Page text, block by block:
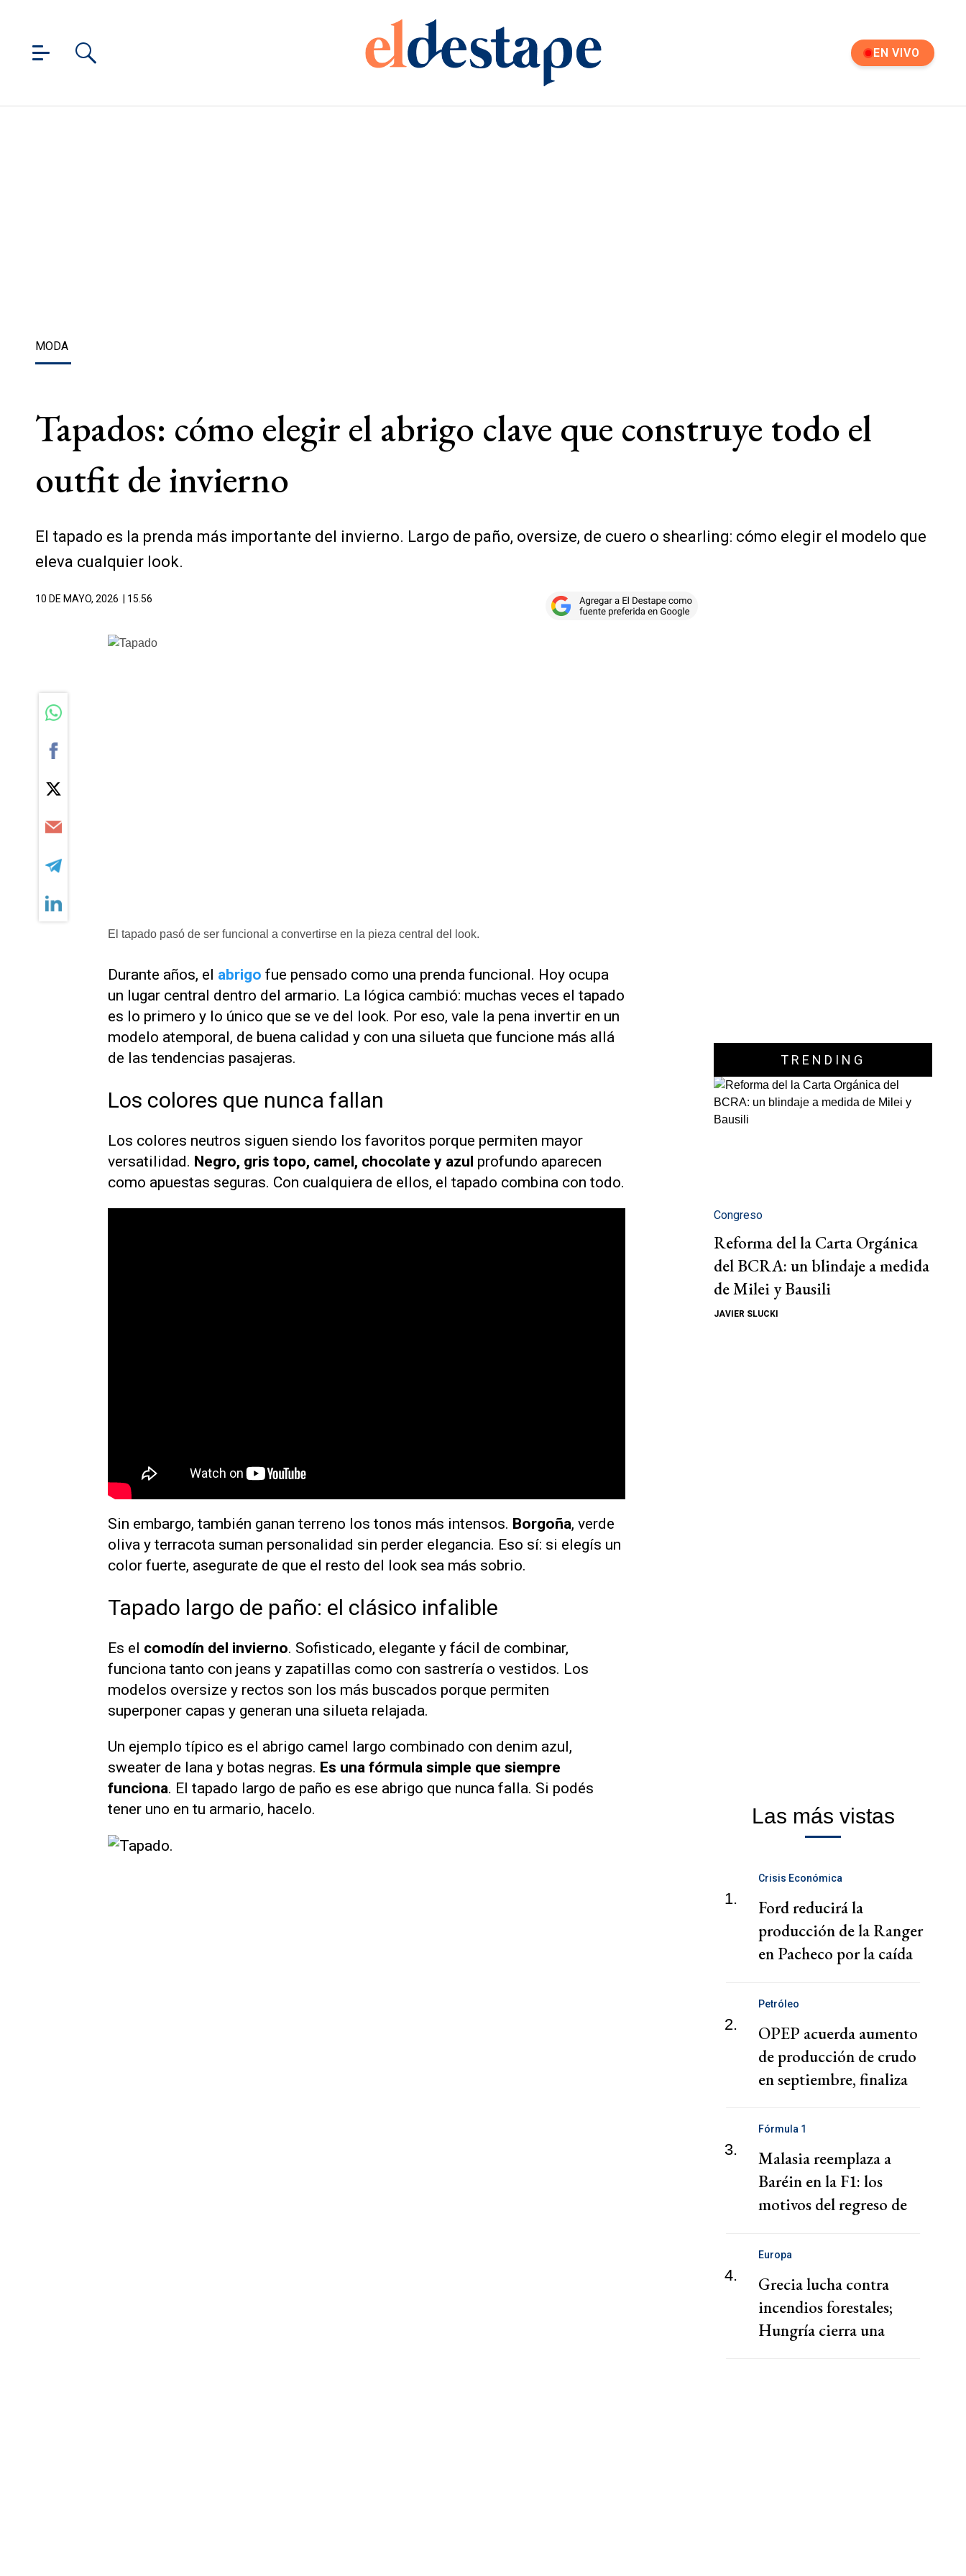
EN VIVO
MODA
Tapados: cómo elegir el abrigo clave que construye todo el
outfit de invierno
El tapado es la prenda más importante del invierno. Largo de paño, oversize, de cuero o shearling: cómo elegir el modelo que
eleva cualquier look.
10 DE MAYO, 2026 | 15.56
El tapado pasó de ser funcional a convertirse en la pieza central del look.
Durante años, el abrigo fue pensado como una prenda funcional. Hoy ocupa
un lugar central dentro del armario. La lógica cambió: muchas veces el tapado
es lo primero y lo único que se ve del look. Por eso, vale la pena invertir en un
modelo atemporal, de buena calidad y con una silueta que funcione más allá
de las tendencias pasajeras.
Los colores que nunca fallan
Los colores neutros siguen siendo los favoritos porque permiten mayor
versatilidad. Negro, gris topo, camel, chocolate y azul profundo aparecen
como apuestas seguras. Con cualquiera de ellos, el tapado combina con todo.
Sin embargo, también ganan terreno los tonos más intensos. Borgoña, verde
oliva y terracota suman personalidad sin perder elegancia. Eso sí: si elegís un
color fuerte, asegurate de que el resto del look sea más sobrio.
Tapado largo de paño: el clásico infalible
Es el comodín del invierno. Sofisticado, elegante y fácil de combinar,
funciona tanto con jeans y zapatillas como con sastrería o vestidos. Los
modelos oversize y rectos son los más buscados porque permiten
superponer capas y generan una silueta relajada.
Un ejemplo típico es el abrigo camel largo combinado con denim azul,
sweater de lana y botas negras. Es una fórmula simple que siempre
funciona. El tapado largo de paño es ese abrigo que nunca falla. Si podés
tener uno en tu armario, hacelo.
TRENDING
Congreso
Reforma del la Carta Orgánica
del BCRA: un blindaje a medida
de Milei y Bausili
JAVIER SLUCKI
Las más vistas
1.
Crisis Económica
Ford reducirá la
producción de la Ranger
en Pacheco por la caída
2.
Petróleo
OPEP acuerda aumento
de producción de crudo
en septiembre, finaliza
voluntarios
3.
Fórmula 1
Malasia reemplaza a
Baréin en la F1: los
motivos del regreso de
4.
Europa
Grecia lucha contra
incendios forestales;
Hungría cierra una